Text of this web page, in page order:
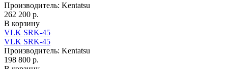
Производитель: Kentatsu
262 200 р.
В корзину
VLK SRK-45
VLK SRK-45
Производитель: Kentatsu
198 800 р.